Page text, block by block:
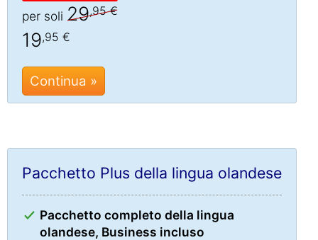
per soli 29,95 €
19,95 €
Continua »
Pacchetto Plus della lingua olandese
Pacchetto completo della lingua
olandese, Business incluso